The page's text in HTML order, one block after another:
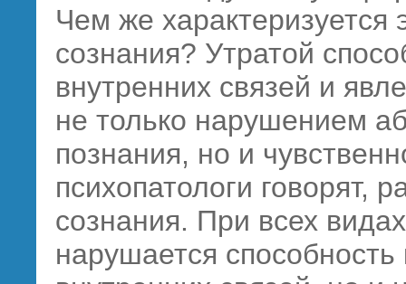
Чем же характеризуется
сознания? Утратой
внутренних связей и
не только нарушением
познания, но и
психопатологи говорят,
сознания. При всех
нарушается